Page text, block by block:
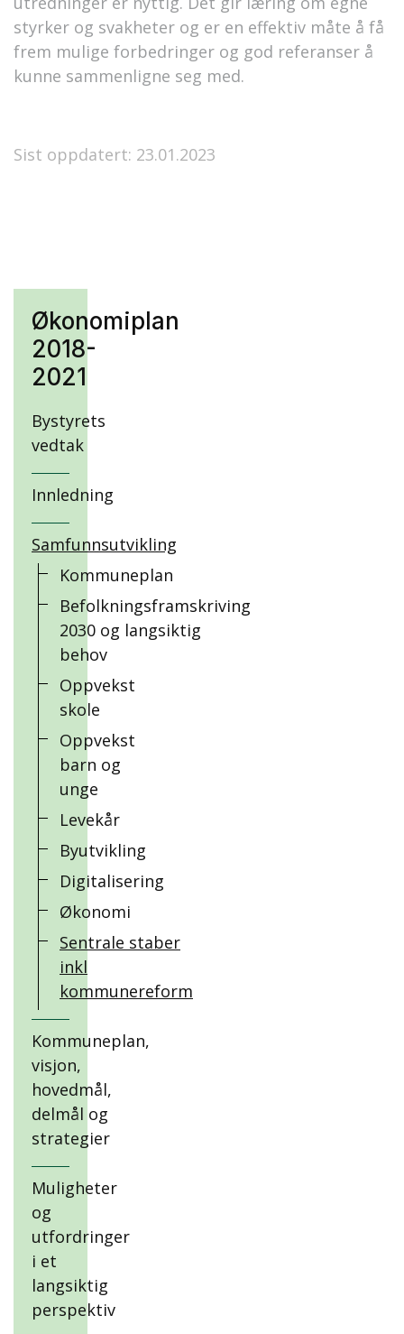
Økonomiplan
2018-
2021
Bystyrets
vedtak
Innledning
Samfunnsutvikling
Kommuneplan
Befolkningsframskriving
2030 og langsiktig
behov
Oppvekst
skole
Oppvekst
barn og
unge
Levekår
Byutvikling
Digitalisering
Økonomi
Sentrale staber
inkl
kommunereform
Kommuneplan,
visjon,
hovedmål,
delmål og
strategier
Muligheter
og
utfordringer
i et
langsiktig
perspektiv
styrker og svakheter og er en effektiv måte å få
frem mulige forbedringer og god referanser å
kunne sammenligne seg med.
Sist oppdatert: 23.01.2023